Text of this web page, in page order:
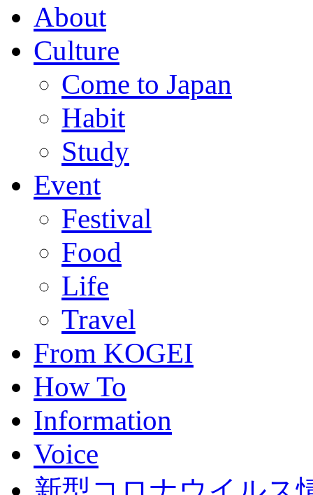
About
Culture
Come to Japan
Habit
Study
Event
Festival
Food
Life
Travel
From KOGEI
How To
Information
Voice